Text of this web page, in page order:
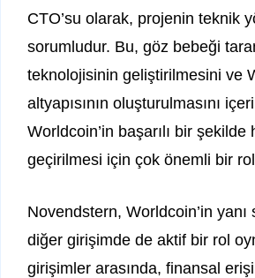
CTO’su olarak, projenin teknik
sorumludur. Bu, göz bebeği
teknolojisinin geliştirilmesini ve
altyapısının oluşturulmasını
Worldcoin’in başarılı bir şekilde
geçirilmesi için çok önemli bir
Novendstern, Worldcoin’in yanı
diğer girişimde de aktif bir rol
girişimler arasında, finansal